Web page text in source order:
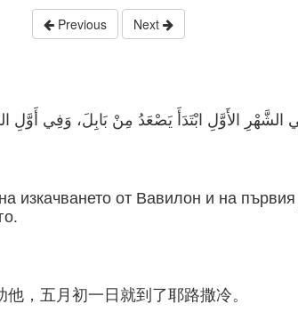
Previous Next
изкачването от Вавилон и на
，五月初一日就到了耶路撒冷。